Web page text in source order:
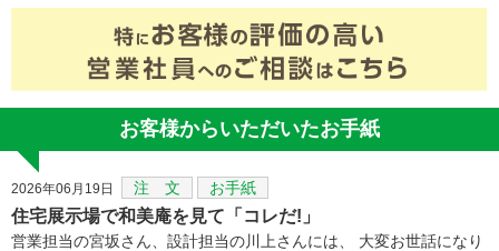
お客様からいただいたお手紙
2026年06月19日 注 文 お手紙
住宅展示場で和美庵を見て「コレだ!」
営業担当の宮坂さん、設計担当の川上さんには、 大変お世話になり